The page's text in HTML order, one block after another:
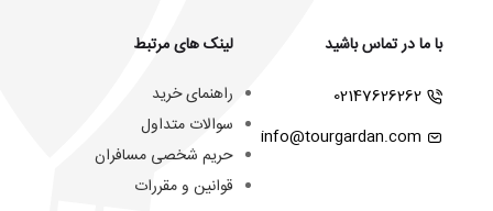
با ما در تماس باشید
02147626262
info@tourgardan.com
لینک های مرتبط
راهنمای خرید
سوالات متداول
حریم شخصی مسافران
قوانین و مقررات